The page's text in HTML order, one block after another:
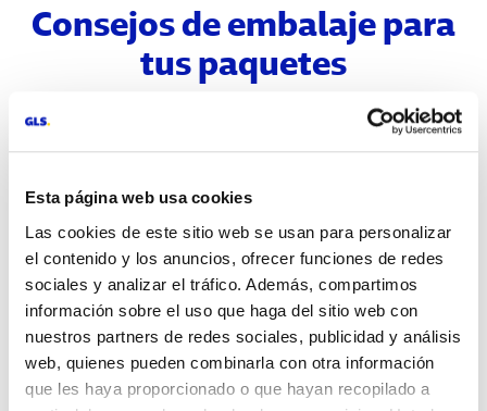
Esta página web usa cookies
Las cookies de este sitio web se usan para personalizar
el contenido y los anuncios, ofrecer funciones de redes
sociales y analizar el tráfico. Además, compartimos
información sobre el uso que haga del sitio web con
nuestros partners de redes sociales, publicidad y análisis
web, quienes pueden combinarla con otra información
que les haya proporcionado o que hayan recopilado a
Consejos de embalaje para
tus paquetes
¿Cómo me aseguro de que el contenido se mantenga
seguro? ¿Cómo debo embalar mis paquetes? Te
consejos para que puedas realizarlo de una forma
sencilla.
Embala
correctamente tus